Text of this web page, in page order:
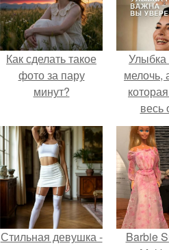
Как сделать такое
фото за пару
минут?
Улыбка
мелочь,
весь
Стильная девушка -
Barbie